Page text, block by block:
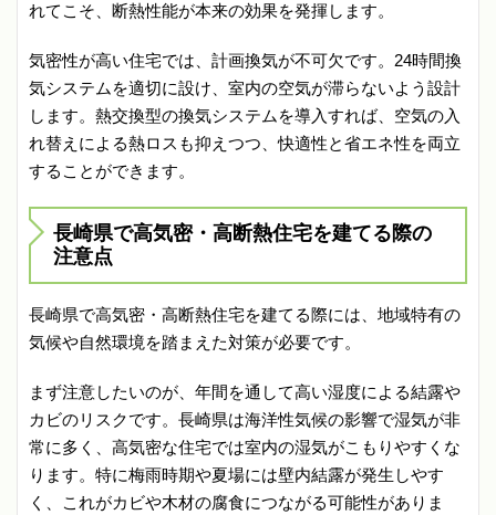
れてこそ、断熱性能が本来の効果を発揮します。
気密性が高い住宅では、計画換気が不可欠です。24時間換
気システムを適切に設け、室内の空気が滞らないよう設計
します。熱交換型の換気システムを導入すれば、空気の入
れ替えによる熱ロスも抑えつつ、快適性と省エネ性を両立
することができます。
長崎県で高気密・高断熱住宅を建てる際の
注意点
長崎県で高気密・高断熱住宅を建てる際には、地域特有の
気候や自然環境を踏まえた対策が必要です。
まず注意したいのが、年間を通して高い湿度による結露や
カビのリスクです。長崎県は海洋性気候の影響で湿気が非
常に多く、高気密な住宅では室内の湿気がこもりやすくな
ります。特に梅雨時期や夏場には壁内結露が発生しやす
く、これがカビや木材の腐食につながる可能性がありま